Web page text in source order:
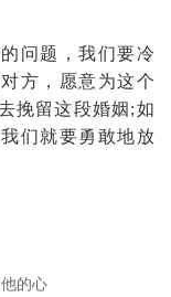
问题，我们要冷
方，愿意为这个
挽留这段婚姻;如
们就要勇敢地放
的心